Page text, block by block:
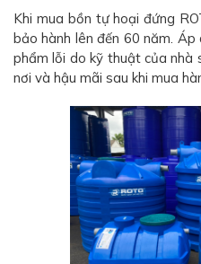
Khi mua bồn tự hoại đứng
bảo hành lên đến 60 năm.
phẩm lỗi do kỹ thuật của
nơi và hậu mãi sau khi mua